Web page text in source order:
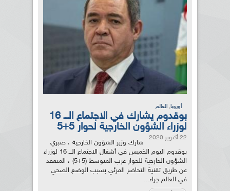
أوروبا, العالم
بوقدوم يشارك في الاجتماع الـــ 16
لوزراء الشؤون الخارجية لحوار 5+5
22 أكتوبر 2020
شارك وزير الشؤون الخارجية ، صبري
بوقدوم اليوم الخميس في أشغال الاجتماع الـــ 16 لوزراء
الشؤون الخارجية للحوار غرب المتوسط (5+5) ، المنعقد
عن طريق تقنية التحاضر المرئي بسبب الوضع الصحي
في العالم جراء...